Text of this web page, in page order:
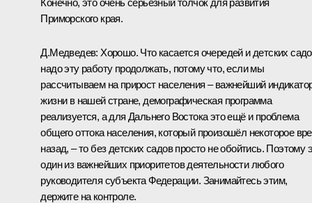
Приморского края.
Д.Медведев: Хорошо. Что касается очередей и детских
надо эту работу продолжать, потому что, если мы
рассчитываем на прирост населения – важнейший
жизни в нашей стране, демографическая программа
реализуется, а для Дальнего Востока это ещё и проблема
общего оттока населения, который произошёл некоторое
назад, – то без детских садов просто не обойтись. Поэтому
один из важнейших приоритетов деятельности любого
руководителя субъекта Федерации. Занимайтесь этим,
держите на контроле.